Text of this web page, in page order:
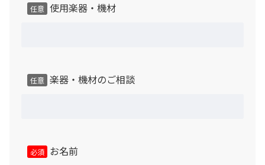
製品によっては床の遮音性能が不足するモデルがありま
保証について
対応致します。（中古照明器具 及び 中古換気扇を除
任意 使用楽器・機材
任意 楽器・機材のご相談
必須 お名前